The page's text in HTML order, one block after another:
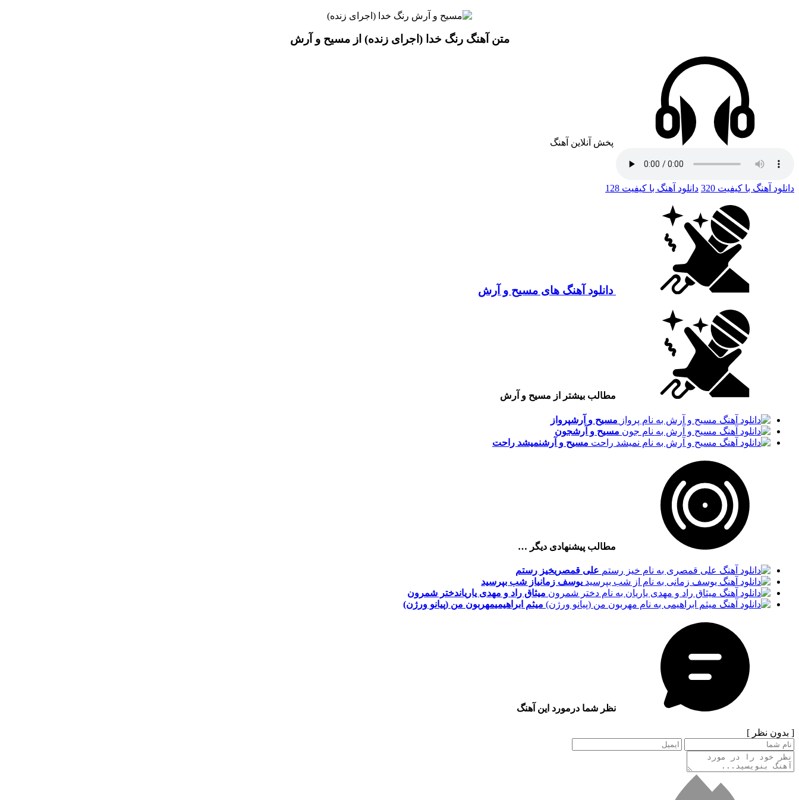
متن آهنگ رنگ خدا (اجرای زنده) از مسیح و آرش
پخش آنلاین آهنگ
دانلود آهنگ با کیفیت 320 دانلود آهنگ با کیفیت 128
دانلود آهنگ های مسیح و آرش
مطالب بیشتر از مسیح و آرش
مسیح و آرشپرواز
مسیح و آرشجون
مسیح و آرشنمیشد راحت
مطالب پیشنهادی دیگر …
علی قمصریخیز رستم
یوسف زمانیاز شب بپرسید
میثاق راد و مهدی یاریاندختر شمرون
میثم ابراهیمیمهربون من (پیانو ورژن)
نظر شما درمورد این آهنگ
[ بدون نظر ]